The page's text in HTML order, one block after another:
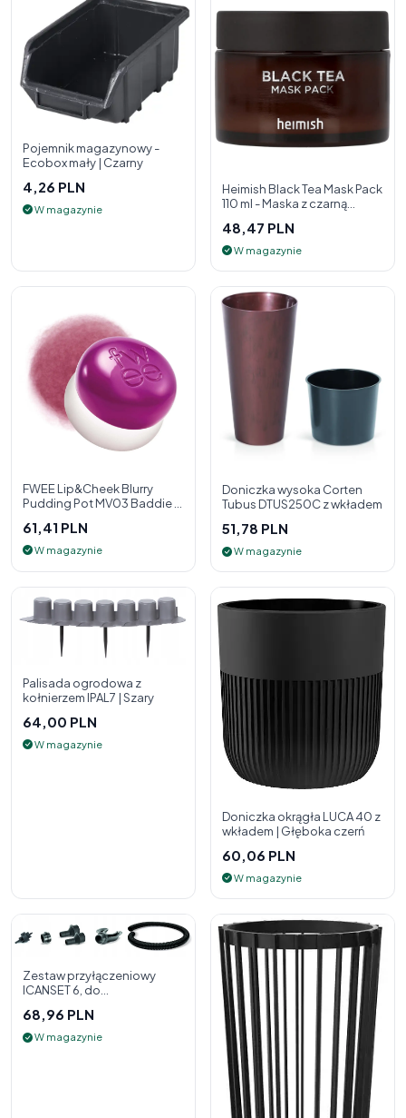
Pojemnik magazynowy -
Ecobox mały | Czarny
4,26 PLN
W magazynie
Heimish Black Tea Mask Pack
110 ml - Maska z czarną
48,47 PLN
W magazynie
FWEE Lip&Cheek Blurry
Pudding Pot MV03 Baddie 5
policzk
61,41 PLN
W magazynie
Doniczka wysoka Corten
Tubus DTUS250C z wkładem
51,78 PLN
W magazynie
Palisada ogrodowa z
kołnierzem IPAL7 | Szary
64,00 PLN
W magazynie
Doniczka okrągła LUCA 40 z
wkładem | Głęboka czerń
60,06 PLN
W magazynie
Zestaw przyłączeniowy
ICANSET 6, do
68,96 PLN
W magazynie